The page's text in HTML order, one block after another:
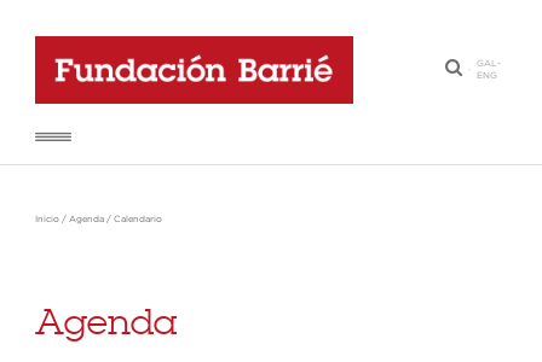
·
GAL-
ENG
Inicio / Agenda / Calendario
Agenda